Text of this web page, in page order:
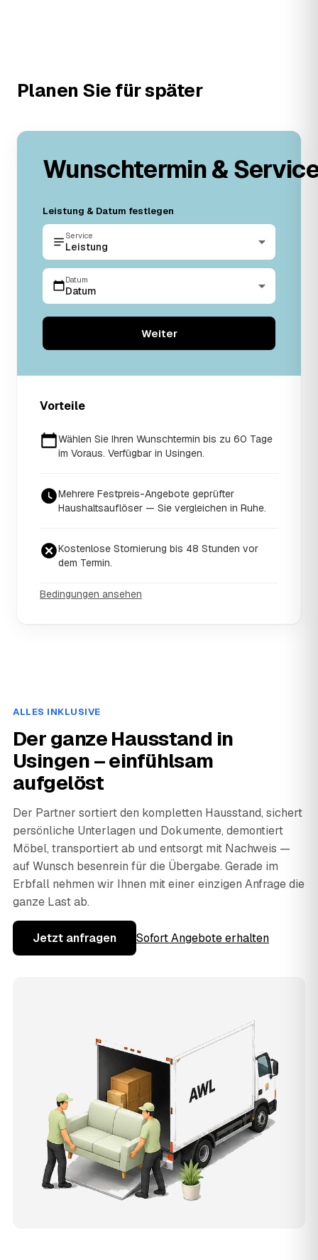
Planen Sie für später
Wunschtermin &
Leistung & Datum festlegen
Service
Leistung
Datum
Datum
Weiter
Vorteile
Wählen Sie Ihren Wunschtermin bis zu 60 Tage
im Voraus. Verfügbar in Usingen.
Mehrere Festpreis-Angebote geprüfter
Haushaltsauflöser — Sie vergleichen in Ruhe.
Kostenlose Stornierung bis 48 Stunden vor
dem Termin.
Bedingungen ansehen
ALLES INKLUSIVE
Der ganze Hausstand in
Usingen – einfühlsam
aufgelöst
Der Partner sortiert den kompletten Hausstand, sichert
persönliche Unterlagen und Dokumente, demontiert
Möbel, transportiert ab und entsorgt mit Nachweis —
auf Wunsch besenrein für die Übergabe. Gerade im
Erbfall nehmen wir Ihnen mit einer einzigen Anfrage die
ganze Last ab.
Jetzt anfragen Sofort Angebote erhalten